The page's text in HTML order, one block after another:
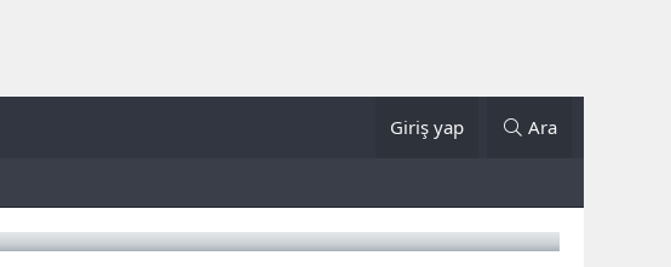
Giriş yap Ara